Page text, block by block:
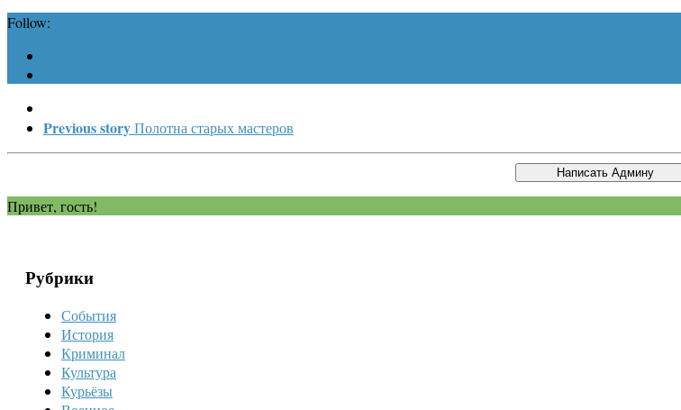
Follow:
Previous storyПолотна старых мастеров
Привет, гость!
Рубрики
События
История
Криминал
Культура
Курьёзы